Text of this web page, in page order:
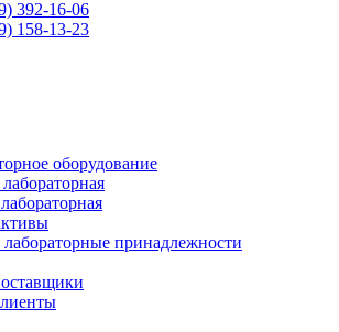
392-16-06
158-13-23
оборудование
принадлежности